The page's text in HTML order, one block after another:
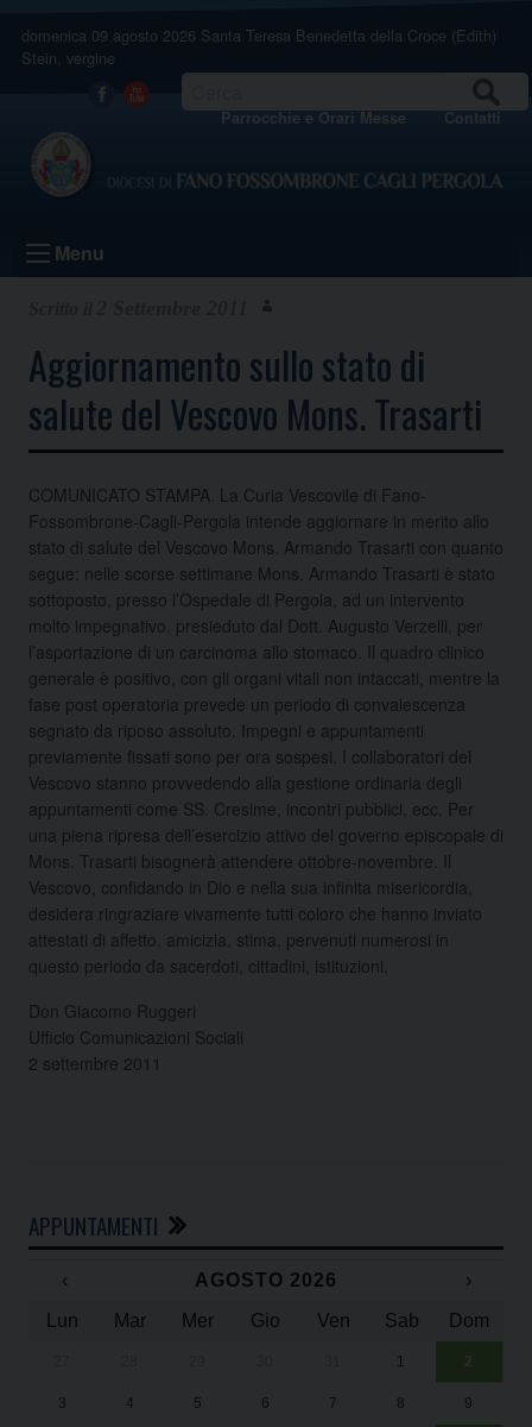
content
domenica 09 agosto 2026 Santa Teresa Benedetta della Croce (Edith)
Stein, vergine
Facebook
Youtube Parrocchie e Orari Messe Contatti
Menu
Aggiornamento sullo stato di
salute del Vescovo Mons. Trasarti
COMUNICATO STAMPA. La Curia Vescovile di Fano-
Fossombrone-Cagli-Pergola intende aggiornare in merito allo
stato di salute del Vescovo Mons. Armando Trasarti con quanto
segue: nelle scorse settimane Mons. Armando Trasarti è stato
sottoposto, presso l’Ospedale di Pergola, ad un intervento
molto impegnativo, presieduto dal Dott. Augusto Verzelli, per
l’asportazione di un carcinoma allo stomaco. Il quadro clinico
generale è positivo, con gli organi vitali non intaccati, mentre la
fase post operatoria prevede un periodo di convalescenza
segnato da riposo assoluto. Impegni e appuntamenti
previamente fissati sono per ora sospesi. I collaboratori del
Vescovo stanno provvedendo alla gestione ordinaria degli
appuntamenti come SS. Cresime, incontri pubblici, ecc. Per
una piena ripresa dell’esercizio attivo del governo episcopale di
Mons. Trasarti bisognerà attendere ottobre-novembre. Il
Vescovo, confidando in Dio e nella sua infinita misericordia,
desidera ringraziare vivamente tutti coloro che hanno inviato
attestati di affetto, amicizia, stima, pervenuti numerosi in
questo periodo da sacerdoti, cittadini, istituzioni.
Don Giacomo Ruggeri
Ufficio Comunicazioni Sociali
2 settembre 2011
APPUNTAMENTI
‹ AGOSTO 2026
›
Lun
Mar Mer Gio Ven Sab Dom
1 2
3 4 5 6 7 8 9